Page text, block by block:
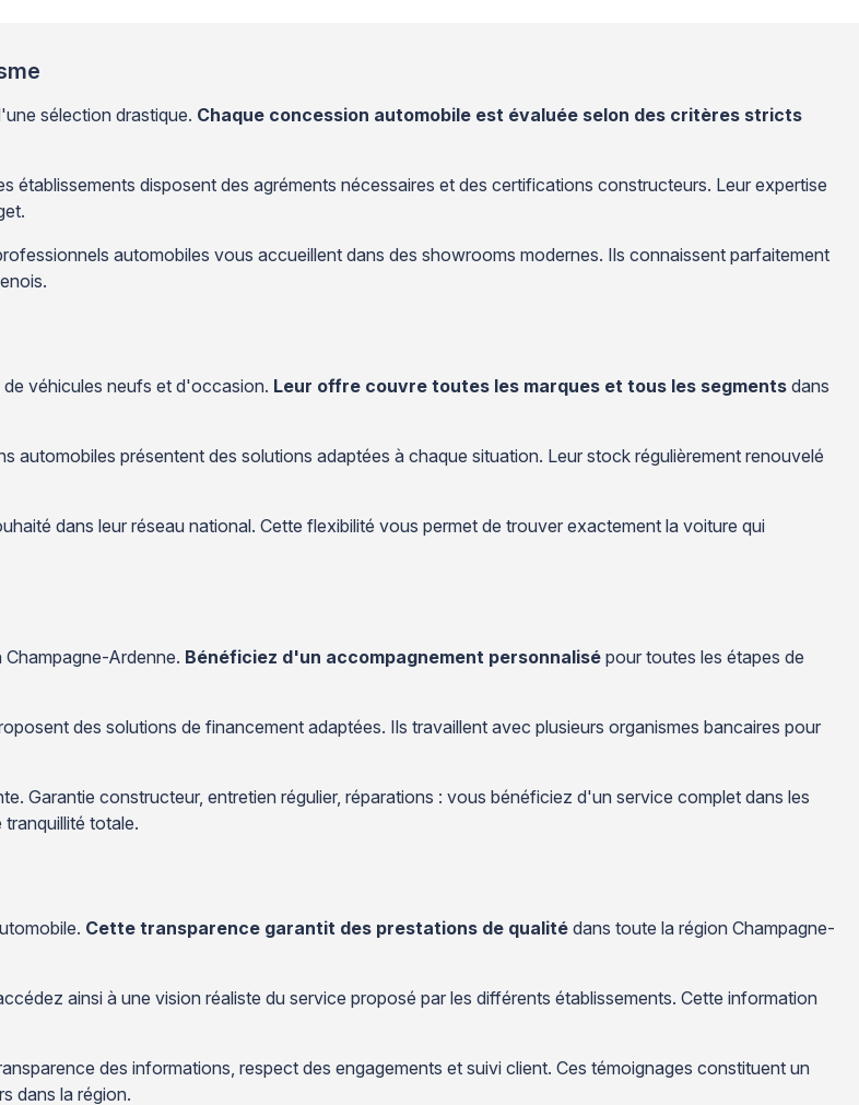
sélection drastique. Chaque concession automobile est évaluée selon des critères stricts
disposent des agréments nécessaires et des certifications constructeurs. Leur expertise
automobiles vous accueillent dans des showrooms modernes. Ils connaissent parfaitement
véhicules neufs et d'occasion. Leur offre couvre toutes les marques et tous les segments dans
automobiles présentent des solutions adaptées à chaque situation. Leur stock régulièrement renouvelé
dans leur réseau national. Cette flexibilité vous permet de trouver exactement la voiture qui
Ardenne. Bénéficiez d'un accompagnement personnalisé pour toutes les étapes de
des solutions de financement adaptées. Ils travaillent avec plusieurs organismes bancaires pour
Garantie constructeur, entretien régulier, réparations : vous bénéficiez d'un service complet dans les
totale.
Cette transparence garantit des prestations de qualité dans toute la région Champagne-
ainsi à une vision réaliste du service proposé par les différents établissements. Cette information
des informations, respect des engagements et suivi client. Ces témoignages constituent un
dans la région.